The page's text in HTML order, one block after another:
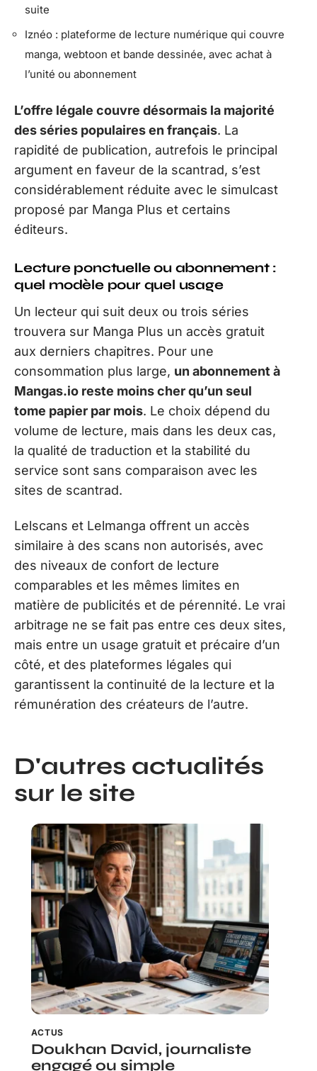
suite
Iznéo : plateforme de lecture numérique qui couvre
manga, webtoon et bande dessinée, avec achat à
l’unité ou abonnement
L’offre légale couvre désormais la majorité
des séries populaires en français. La
rapidité de publication, autrefois le principal
argument en faveur de la scantrad, s’est
considérablement réduite avec le simulcast
proposé par Manga Plus et certains
éditeurs.
Lecture ponctuelle ou abonnement :
quel modèle pour quel usage
Un lecteur qui suit deux ou trois séries
trouvera sur Manga Plus un accès gratuit
aux derniers chapitres. Pour une
consommation plus large, un abonnement à
Mangas.io reste moins cher qu’un seul
tome papier par mois. Le choix dépend du
volume de lecture, mais dans les deux cas,
la qualité de traduction et la stabilité du
service sont sans comparaison avec les
sites de scantrad.
Lelscans et Lelmanga offrent un accès
similaire à des scans non autorisés, avec
des niveaux de confort de lecture
comparables et les mêmes limites en
matière de publicités et de pérennité. Le vrai
arbitrage ne se fait pas entre ces deux sites,
mais entre un usage gratuit et précaire d’un
côté, et des plateformes légales qui
garantissent la continuité de la lecture et la
rémunération des créateurs de l’autre.
D'autres actualités
sur le site
ACTUS
Doukhan David, journaliste
engagé ou simple